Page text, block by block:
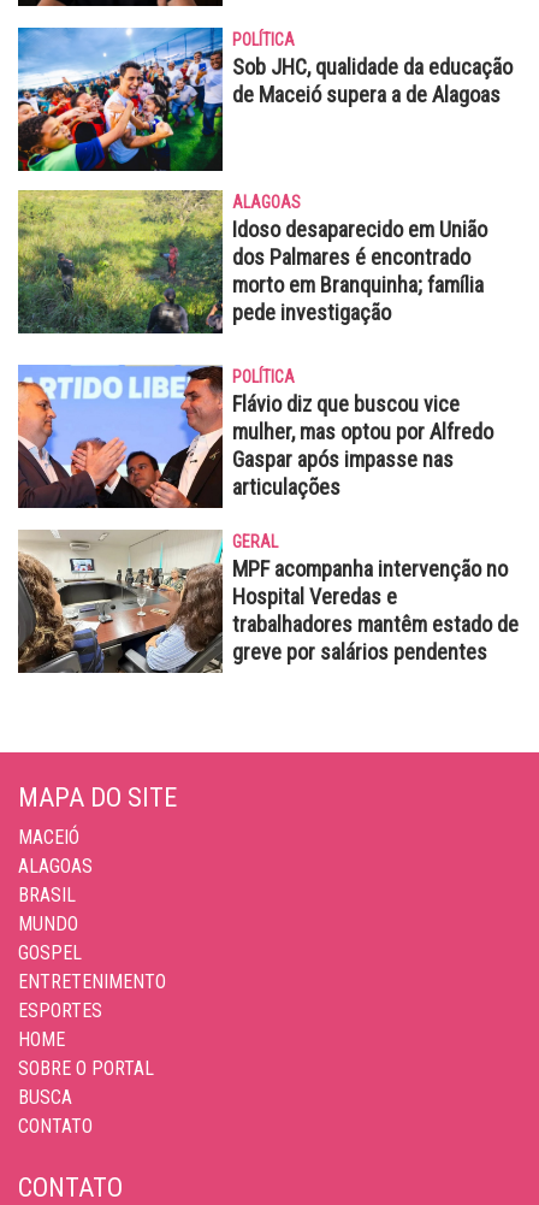
POLÍTICA
Sob JHC, qualidade da educação
de Maceió supera a de Alagoas
ALAGOAS
Idoso desaparecido em União
dos Palmares é encontrado
morto em Branquinha; família
pede investigação
POLÍTICA
Flávio diz que buscou vice
mulher, mas optou por Alfredo
Gaspar após impasse nas
articulações
GERAL
MPF acompanha intervenção no
Hospital Veredas e
trabalhadores mantêm estado de
greve por salários pendentes
MAPA DO SITE
MACEIÓ
ALAGOAS
BRASIL
MUNDO
GOSPEL
ENTRETENIMENTO
ESPORTES
HOME
SOBRE O PORTAL
BUSCA
CONTATO
CONTATO